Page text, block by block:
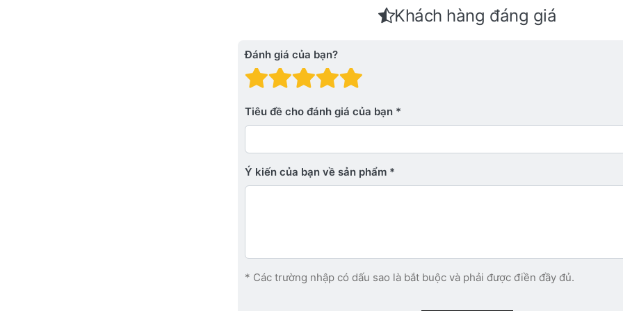
Khách hàng đáng giá
Đánh giá của bạn?
Đánh giá: 4 trên 5 sao.
Đánh giá: 3 trên 5 sao.
Đánh giá: 2 trên 5 sao.
Đánh giá: 1 trên 5 sao. Xấu
Tiêu đề cho đánh giá của bạn
Ý kiến ​​của bạn về sản phẩm
* Các trường nhập có dấu sao là bắt buộc và phải được điền đầy đủ.